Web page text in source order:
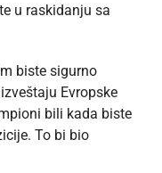
u raskidanju sa
biste sigurno
Evropske
bili kada biste
To bi bio